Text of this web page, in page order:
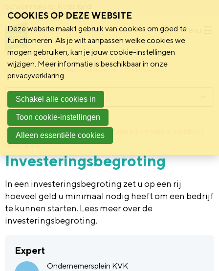
Menu
Schoonmakend Nederland
Achtergrond 22 augustus 2012
Deze informatie is verstrekt
door: KVK
Investeringsbegroting
In een investeringsbegroting zet u op een rij
hoeveel geld u minimaal nodig heeft om een bedrijf
te kunnen starten. Lees meer over de
investeringsbegroting.
Expert
Ondernemersplein KVK
Menu
COOKIES OP DEZE WEBSITE
Deze website maakt gebruik van cookies om goed te
functioneren. Als je wilt aanpassen welke cookies we
mogen gebruiken, kan je jouw cookie-instellingen
wijzigen. Meer informatie is beschikbaar in onze
privacyverklaring.
Schakel alle cookies in
Toon cookie-instellingen
Alleen essentiële cookies